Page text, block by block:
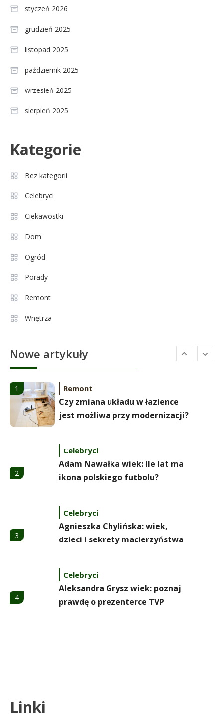
styczeń 2026
grudzień 2025
listopad 2025
październik 2025
wrzesień 2025
sierpień 2025
Kategorie
Bez kategorii
Celebryci
Ciekawostki
Dom
Ogród
Porady
Remont
Wnętrza
Nowe artykuły
Agnieszka Chylińska: wiek,
Aleksandra Grysz wiek: poznaj
6
naturalnej urodzie
1 Remont
Czy zmiana układu w łazience
jest możliwa przy modernizacji?
2
Celebryci
Adam Nawałka wiek: Ile lat ma
ikona polskiego futbolu?
3
Celebryci
Agnieszka Chylińska: wiek,
dzieci i sekrety macierzyństwa
4
Celebryci
Aleksandra Grysz wiek: poznaj
prawdę o prezenterce TVP
Linki